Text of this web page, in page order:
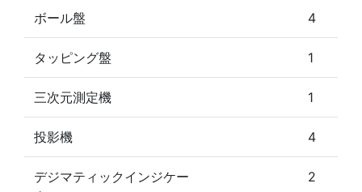
ボール盤 4
タッピング盤 1
三次元測定機 1
投影機 4
デジマティックインジケー
2